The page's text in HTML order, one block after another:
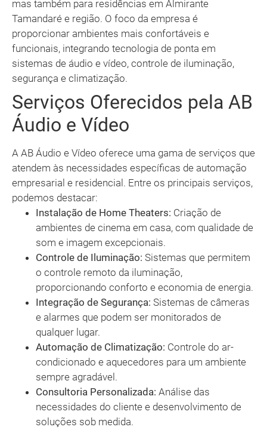
mas também para residências em Almirante
Tamandaré e região. O foco da empresa é
proporcionar ambientes mais confortáveis e
funcionais, integrando tecnologia de ponta em
sistemas de áudio e vídeo, controle de iluminação,
segurança e climatização.
Serviços Oferecidos pela AB
Áudio e Vídeo
A AB Áudio e Vídeo oferece uma gama de serviços que
atendem às necessidades específicas de automação
empresarial e residencial. Entre os principais serviços,
podemos destacar:
Instalação de Home Theaters: Criação de
ambientes de cinema em casa, com qualidade de
som e imagem excepcionais.
Controle de Iluminação: Sistemas que permitem
o controle remoto da iluminação,
proporcionando conforto e economia de energia.
Integração de Segurança: Sistemas de câmeras
e alarmes que podem ser monitorados de
qualquer lugar.
Automação de Climatização: Controle do ar-
condicionado e aquecedores para um ambiente
sempre agradável.
Consultoria Personalizada: Análise das
necessidades do cliente e desenvolvimento de
soluções sob medida.